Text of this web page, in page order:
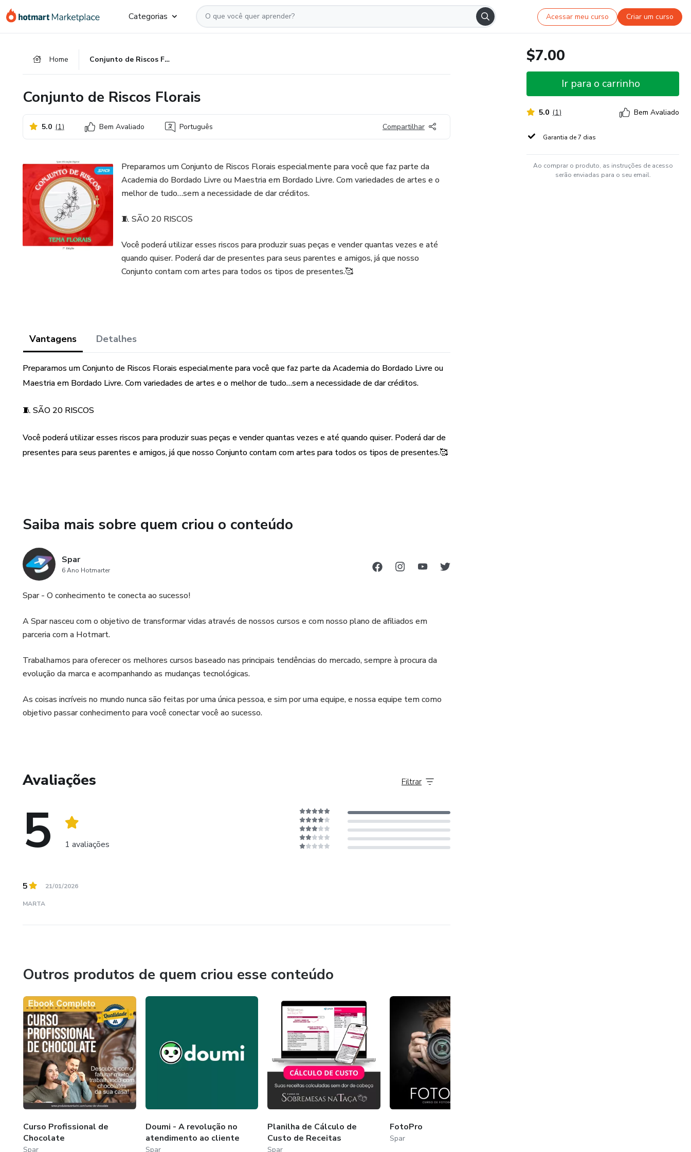
para
para
para
Categorias Acessar meu curso Criar um curso
Home Conjunto de Riscos Florais
Conjunto de Riscos Florais
5.0 (1) Bem Avaliado Português Compartilhar
Preparamos um Conjunto de Riscos Florais especialmente para você que faz parte da
Academia do Bordado Livre ou Maestria em Bordado Livre. Com variedades de artes e o
melhor de tudo…sem a necessidade de dar créditos.
🧵 SÃO 20 RISCOS
Você poderá utilizar esses riscos para produzir suas peças e vender quantas vezes e até
quando quiser. Poderá dar de presentes para seus parentes e amigos, já que nosso
Conjunto contam com artes para todos os tipos de presentes.🥰
Vantagens Detalhes
Preparamos um Conjunto de Riscos Florais especialmente para você que faz parte da Academia do Bordado Livre ou
Maestria em Bordado Livre. Com variedades de artes e o melhor de tudo…sem a necessidade de dar créditos.
🧵 SÃO 20 RISCOS
Você poderá utilizar esses riscos para produzir suas peças e vender quantas vezes e até quando quiser. Poderá dar de
presentes para seus parentes e amigos, já que nosso Conjunto contam com artes para todos os tipos de presentes.🥰
Saiba mais sobre quem criou o conteúdo
Spar
6 Ano Hotmarter
Spar - O conhecimento te conecta ao sucesso!
A Spar nasceu com o objetivo de transformar vidas através de nossos cursos e com nosso plano de afiliados em
parceria com a Hotmart.
Trabalhamos para oferecer os melhores cursos baseado nas principais tendências do mercado, sempre à procura da
evolução da marca e acompanhando as mudanças tecnológicas.
As coisas incríveis no mundo nunca são feitas por uma única pessoa, e sim por uma equipe, e nossa equipe tem como
objetivo passar conhecimento para você conectar você ao sucesso.
Avaliações
5 1 avaliações
Filtrar
5 21/01/2026
MARTA
Outros produtos de quem criou esse conteúdo
Curso Profissional de
Chocolate
Spar
Doumi - A revolução no
atendimento ao cliente
Spar
Planilha de Cálculo de
Custo de Receitas
Spar
FotoPro
Spar
$7.00
Ir para o carrinho
5.0 (1) Bem Avaliado
Garantia de 7 dias
Ao comprar o produto, as instruções de acesso
serão enviadas para o seu email.